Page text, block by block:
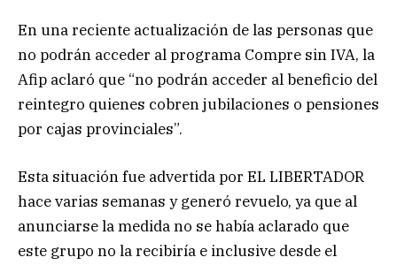
En una reciente actualización de las personas que
no podrán acceder al programa Compre sin IVA, la
Afip aclaró que “no podrán acceder al beneficio del
reintegro quienes cobren jubilaciones o pensiones
por cajas provinciales”.
Esta situación fue advertida por EL LIBERTADOR
hace varias semanas y generó revuelo, ya que al
anunciarse la medida no se había aclarado que
este grupo no la recibiría e inclusive desde el